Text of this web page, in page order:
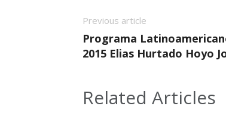
Previous article
Programa
2015 Elias Hurtado Hoyo
Related Articles